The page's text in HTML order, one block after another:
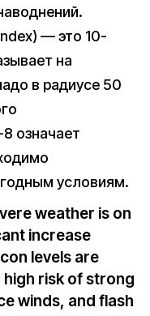
— это 10-
на
в радиусе 50
означает
условиям.
weather is on
increase
levels are
high risk of strong
winds, and flash